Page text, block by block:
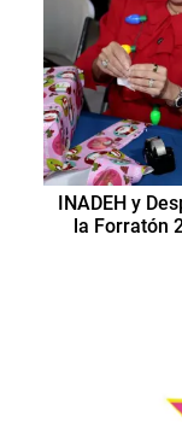
INADEH y
la Forratón